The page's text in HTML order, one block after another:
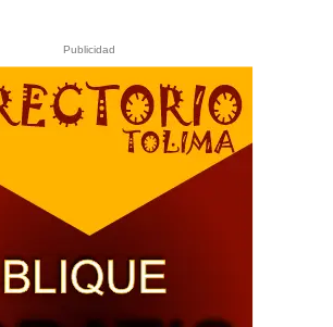
Publicidad